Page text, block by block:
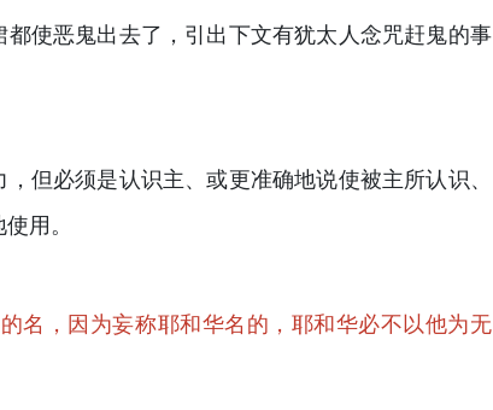
都使恶鬼出去了，引出下文有犹太人念咒赶鬼的事
但必须是认识主、或更准确地说使被主所认识、
用。
名，因为妄称耶和华名的，耶和华必不以他为无